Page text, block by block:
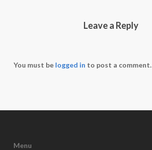
Leave a Reply
You must be logged in to post a comment.
Menu